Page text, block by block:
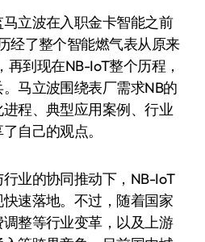
立波在入职金卡智能之前
经了整个智能燃气表从原来
再到现在NB-IoT整个历程，
马立波围绕表厂需求NB的
程、典型应用案例、行业
自己的观点。
业的协同推动下，NB-IoT
速落地。不过，随着国家
整等行业变革，以及上游